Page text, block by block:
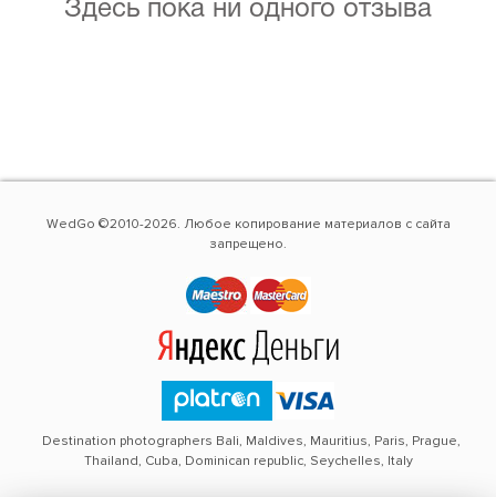
Здесь пока ни одного отзыва
WedGo ©2010-2026. Любое копирование материалов с сайта
запрещено.
Destination photographers Bali, Maldives, Mauritius, Paris, Prague,
Thailand, Cuba, Dominican republic, Seychelles, Italy